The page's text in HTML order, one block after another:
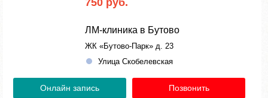
750 руб.
ЛМ-клиника в Бутово
ЖК «Бутово-Парк» д. 23
Улица Скобелевская
Онлайн запись Позвонить